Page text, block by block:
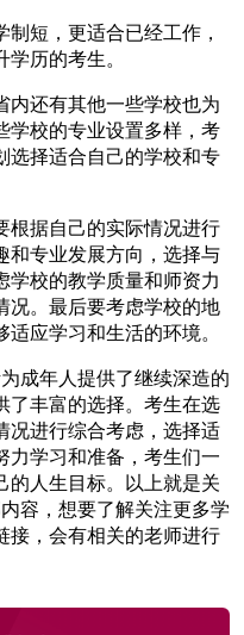
短，更适合已经工作，
历的考生。
内还有其他一些学校也为
学校的专业设置多样，考
选择适合自己的学校和专
根据自己的实际情况进行
和专业发展方向，选择与
学校的教学质量和师资力
况。最后要考虑学校的地
应学习和生活的环境。
成年人提供了继续深造的
了丰富的选择。考生在选
况进行综合考虑，选择适
力学习和准备，考生们一
的人生目标。以上就是关
容，想要了解关注更多学
接，会有相关的老师进行